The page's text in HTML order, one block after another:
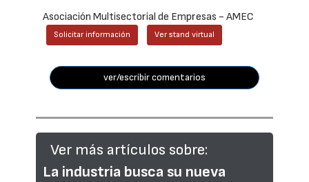
Asociación Multisectorial de Empresas - AMEC
Solicitar información Ver stand virtual
ver/escribir comentarios
Ver más artículos sobre:
La industria busca su nueva